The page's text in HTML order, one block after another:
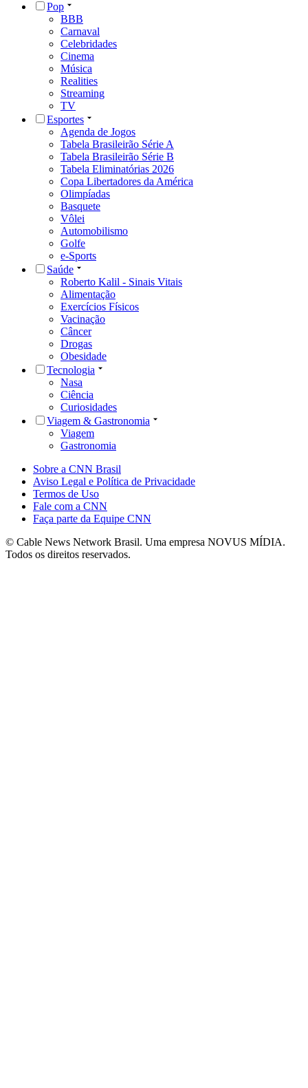
Pop
BBB
Carnaval
Celebridades
Cinema
Música
Realities
Streaming
TV
Esportes
Agenda de Jogos
Tabela Brasileirão Série A
Tabela Brasileirão Série B
Tabela Eliminatórias 2026
Copa Libertadores da América
Olimpíadas
Basquete
Vôlei
Automobilismo
Golfe
e-Sports
Saúde
Roberto Kalil - Sinais Vitais
Alimentação
Exercícios Físicos
Vacinação
Câncer
Drogas
Obesidade
Tecnologia
Nasa
Ciência
Curiosidades
Viagem & Gastronomia
Viagem
Gastronomia
Sobre a CNN Brasil
Aviso Legal e Política de Privacidade
Termos de Uso
Fale com a CNN
Faça parte da Equipe CNN
© Cable News Network Brasil. Uma empresa NOVUS MÍDIA.
Todos os direitos reservados.